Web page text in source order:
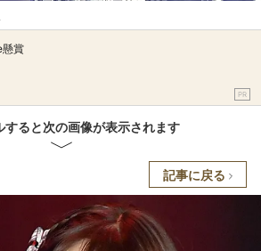
懸賞
PR
すると次の画像が表示されます
記事に戻る